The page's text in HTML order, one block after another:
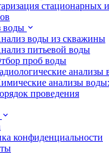
стационарных
воды
воды из скважины
питьевой воды
проб воды
анализы
анализы
проведения
конфиденциальности